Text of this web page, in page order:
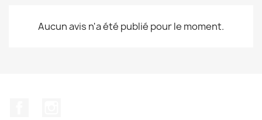
Aucun avis n'a été publié pour le moment.